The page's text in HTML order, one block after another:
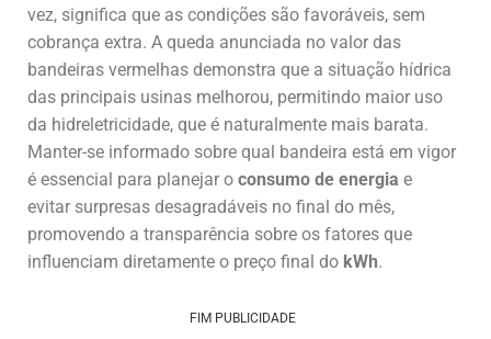
vez, significa que as condições são favoráveis, sem
cobrança extra. A queda anunciada no valor das
bandeiras vermelhas demonstra que a situação hídrica
das principais usinas melhorou, permitindo maior uso
da hidreletricidade, que é naturalmente mais barata.
Manter-se informado sobre qual bandeira está em vigor
é essencial para planejar o consumo de energia e
evitar surpresas desagradáveis no final do mês,
promovendo a transparência sobre os fatores que
influenciam diretamente o preço final do kWh.
FIM PUBLICIDADE